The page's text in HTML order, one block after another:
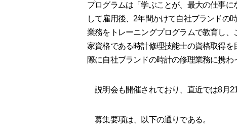
プログラムは「学ぶことが、最大の仕事
して雇用後、2年間かけて自社ブランドの
業務をトレーニングプログラムで教育し
家資格である時計修理技能士の資格取得
際に自社ブランドの時計の修理業務に携わ
説明会も開催されており、直近では8月
募集要項は、以下の通りである。